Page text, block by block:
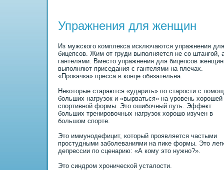
Упражнения для женщин
Из мужского комплекса исключаются упражнения для
бицепсов. Жим от груди выполняется не со штангой,
гантелями. Вместо упражнения для бицепсов
выполняют пpиседания с гантелями на плечах.
«Прокачка» пресса в конце обязательна.
Некоторые стараются «удаpить» по старости с
больших нагрузок и «вырваться» на уровень хорошей
спортивной формы. Это ошибочный путь. Эффект
больших тренировочных нагрузок хорошо изучен в
большом спорте.
Это иммунодефицит, который проявляется частыми
простудными заболеваниями на пике формы. Это
депрессии по сценаpию: «А кому это нужно?».
Это синдром хронической усталости.